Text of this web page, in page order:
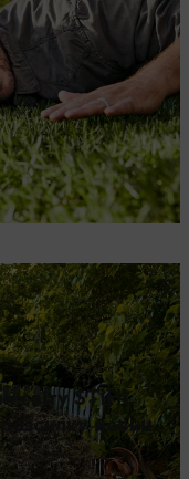
світу STIHL
новин